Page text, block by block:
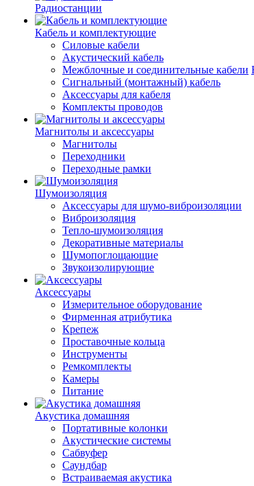
Радиостанции
Кабель и комплектующие
Силовые кабели
Акустический кабель
Межблочные и соединительные кабели
Сигнальный (монтажный) кабель
Аксессуары для кабеля
Комплекты проводов
Магнитолы и аксессуары
Магнитолы
Переходники
Переходные рамки
Шумоизоляция
Аксессуары для шумо-виброизоляции
Виброизоляция
Тепло-шумоизоляция
Декоративные материалы
Шумопоглощающие
Звукоизолирующие
Аксессуары
Измерительное оборудование
Фирменная атрибутика
Крепеж
Проставочные кольца
Инструменты
Ремкомплекты
Камеры
Питание
Акустика домашняя
Портативные колонки
Акустические системы
Сабвуфер
Саундбар
Встраиваемая акустика